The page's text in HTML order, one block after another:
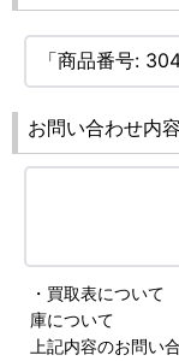
お問い合わせ内容
・買取表につい
庫について
上記内容のお問い